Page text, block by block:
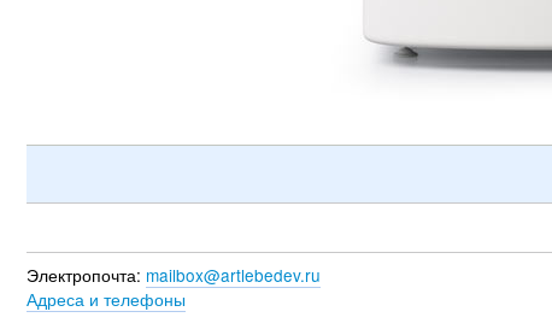
Электропочта: mailbox@artlebedev.ru
Адреса и телефоны